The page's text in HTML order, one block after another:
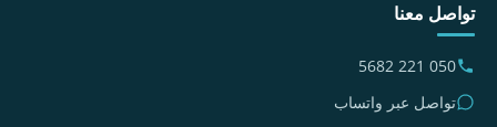
تواصل معنا
050 221 5682
تواصل عبر واتساب